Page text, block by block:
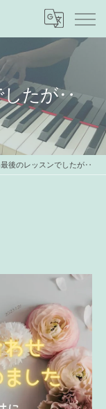
したが‥
後のレッスンでしたが‥